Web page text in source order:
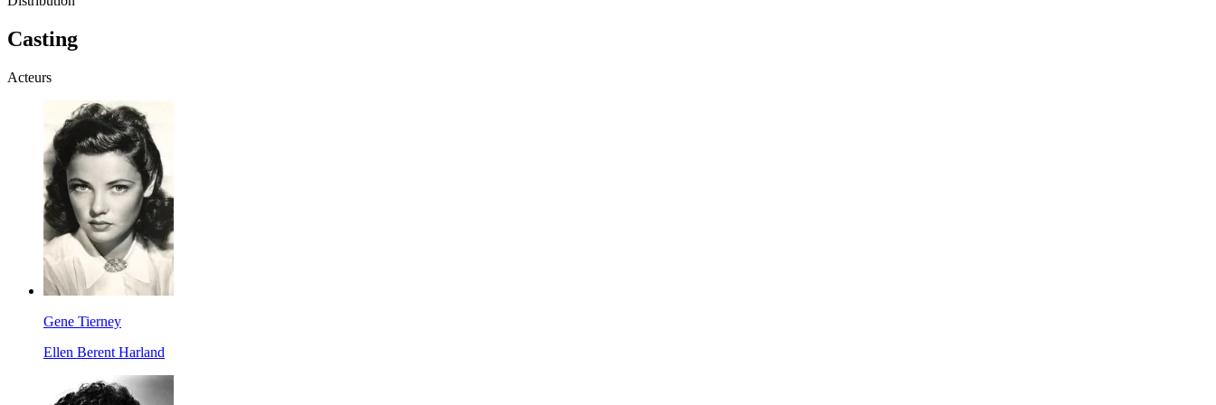
Casting
Acteurs
Gene Tierney
Ellen Berent Harland